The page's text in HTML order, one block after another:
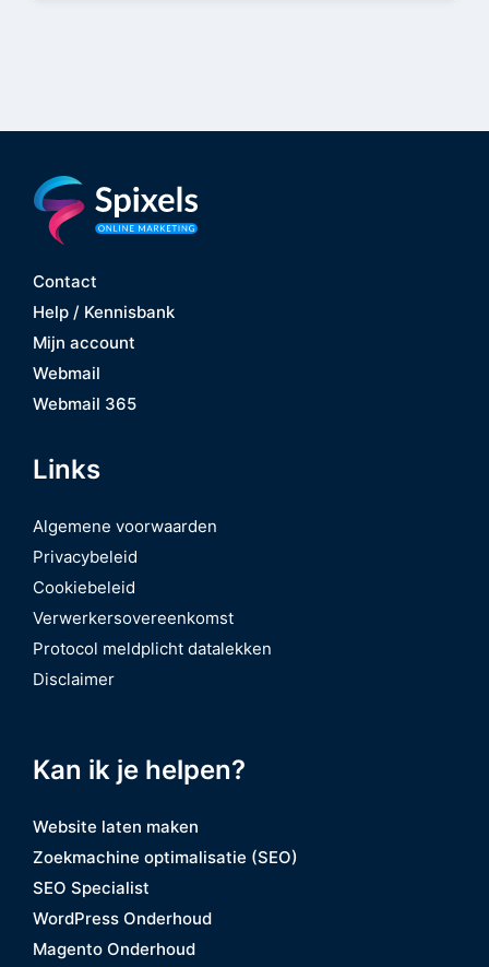
Contact
Help / Kennisbank
Mijn account
Webmail
Webmail 365
Links
Algemene voorwaarden
Privacybeleid
Cookiebeleid
Verwerkersovereenkomst
Protocol meldplicht datalekken
Disclaimer
Kan ik je helpen?
Website laten maken
Zoekmachine optimalisatie (SEO)
SEO Specialist
WordPress Onderhoud
Magento Onderhoud